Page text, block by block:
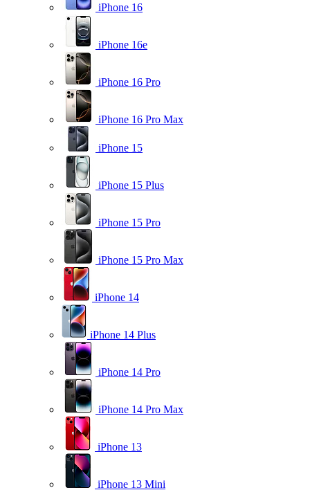
iPhone 16
iPhone 16e
iPhone 16 Pro
iPhone 16 Pro Max
iPhone 15
iPhone 15 Plus
iPhone 15 Pro
iPhone 15 Pro Max
iPhone 14
iPhone 14 Plus
iPhone 14 Pro
iPhone 14 Pro Max
iPhone 13
iPhone 13 Mini